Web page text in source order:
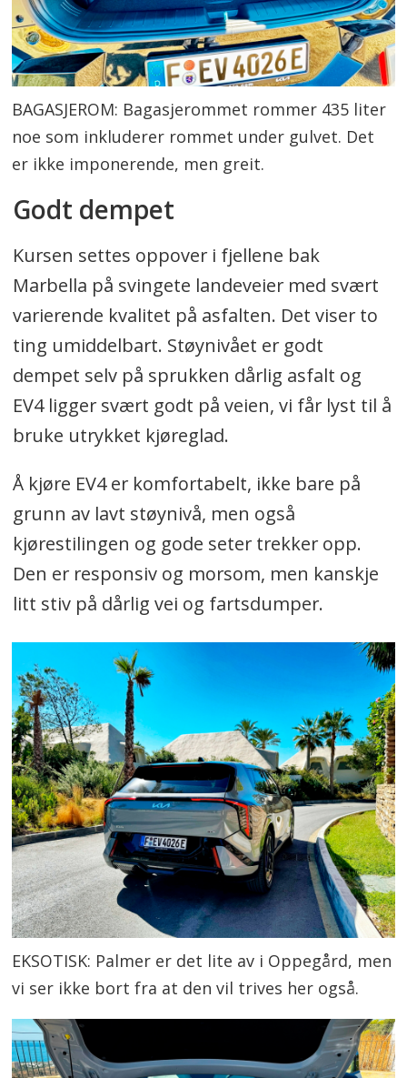
BAGASJEROM: Bagasjerommet rommer 435 liter
noe som inkluderer rommet under gulvet. Det
er ikke imponerende, men greit.
Godt dempet
Kursen settes oppover i fjellene bak
Marbella på svingete landeveier med svært
varierende kvalitet på asfalten. Det viser to
ting umiddelbart. Støynivået er godt
dempet selv på sprukken dårlig asfalt og
EV4 ligger svært godt på veien, vi får lyst til å
bruke utrykket kjøreglad.
Å kjøre EV4 er komfortabelt, ikke bare på
grunn av lavt støynivå, men også
kjørestilingen og gode seter trekker opp.
Den er responsiv og morsom, men kanskje
litt stiv på dårlig vei og fartsdumper.
EKSOTISK: Palmer er det lite av i Oppegård, men
vi ser ikke bort fra at den vil trives her også.